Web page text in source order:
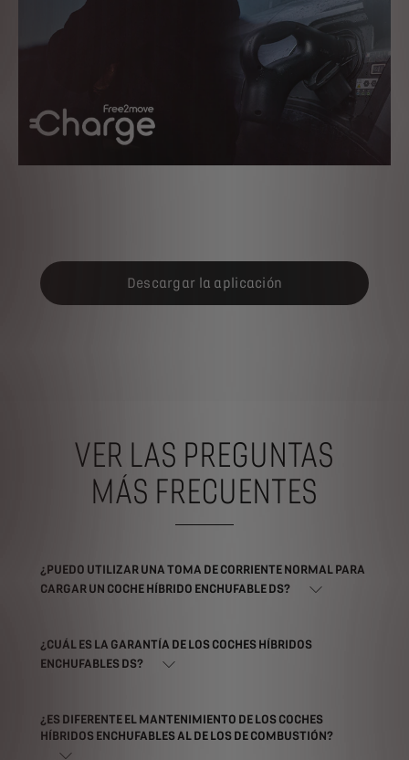
Descargar la aplicación
VER LAS PREGUNTAS
MÁS FRECUENTES
¿PUEDO UTILIZAR UNA TOMA DE CORRIENTE NORMAL PARA
CARGAR UN COCHE HÍBRIDO ENCHUFABLE DS?
¿CUÁL ES LA GARANTÍA DE LOS COCHES HÍBRIDOS
ENCHUFABLES DS?
¿ES DIFERENTE EL MANTENIMIENTO DE LOS COCHES
HÍBRIDOS ENCHUFABLES AL DE LOS DE COMBUSTIÓN?